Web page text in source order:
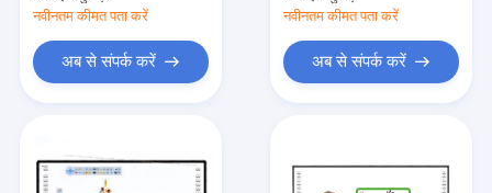
उत्पाद
नवीनतम कीमत पता करें
अब से संपर्क करें
नवीनतम कीमत पता करें
अब से संपर्क करें